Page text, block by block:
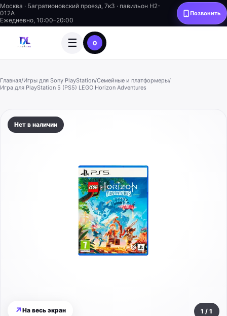
Москва · Багратионовский проезд, 7к3 · павильон H2-
012A
Ежедневно, 10:00–20:00
Позвонить
☰ 0
Главная/Игры для Sony PlayStation/Семейные и платформеры/
Игра для PlayStation 5 (PS5) LEGO Horizon Adventures
Нет в наличии
↗ На весь экран 1 / 1